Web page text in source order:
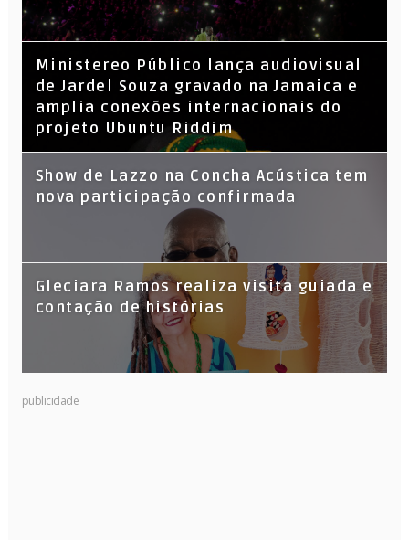
​Ministereo Público lança audiovisual
de Jardel Souza gravado na Jamaica e
amplia conexões internacionais do
projeto Ubuntu Riddim
Show de Lazzo na Concha Acústica tem
nova participação confirmada
Gleciara Ramos realiza visita guiada e
contação de histórias
publicidade